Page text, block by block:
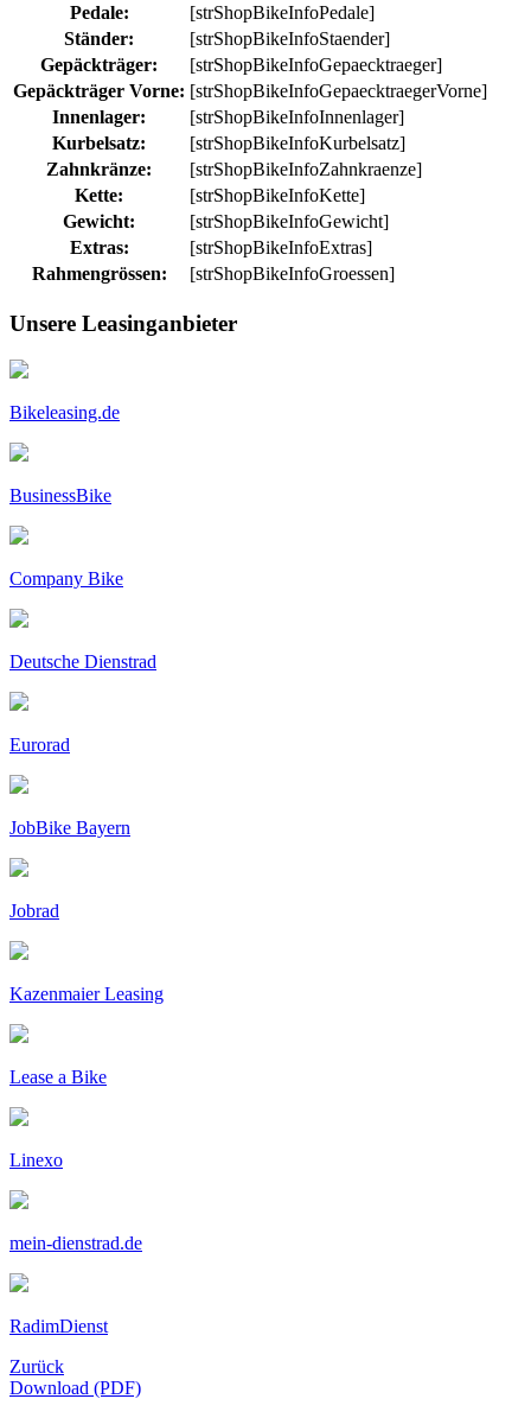
Pedale:
[strShopBikeInfoPedale]
Ständer:
[strShopBikeInfoStaender]
Gepäckträger:
[strShopBikeInfoGepaecktraeger]
Gepäckträger Vorne: [strShopBikeInfoGepaecktraegerVorne]
Innenlager:
[strShopBikeInfoInnenlager]
Kurbelsatz:
[strShopBikeInfoKurbelsatz]
Zahnkränze:
[strShopBikeInfoZahnkraenze]
Kette:
[strShopBikeInfoKette]
Gewicht:
[strShopBikeInfoGewicht]
Extras:
[strShopBikeInfoExtras]
Rahmengrössen:
[strShopBikeInfoGroessen]
Unsere Leasinganbieter
Bikeleasing.de
BusinessBike
Company Bike
Deutsche Dienstrad
Eurorad
JobBike Bayern
Jobrad
Kazenmaier Leasing
Lease a Bike
Linexo
mein-dienstrad.de
RadimDienst
Zurück
Download (PDF)